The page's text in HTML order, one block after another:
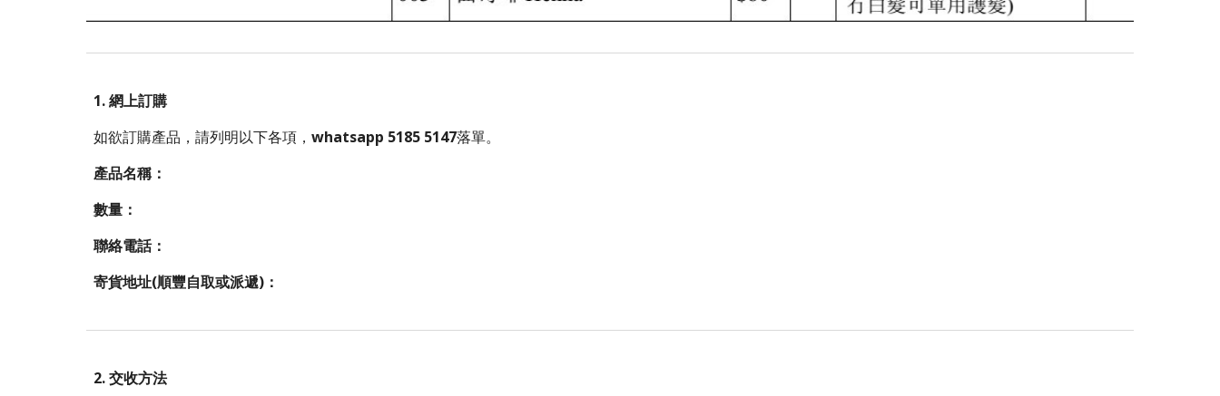
1. 網上訂購
如欲訂購產品，請列明以下各項， whatsapp 5185 5147落單。
產品名稱：
數量：
聯絡電話：
寄貨地址(順豐自取或派遞)：
2. 交收方法